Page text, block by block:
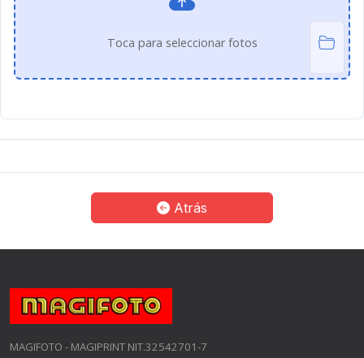
Toca para seleccionar fotos
Atrás
MAGIFOTO - MAGIPRINT NIT.32542701-7